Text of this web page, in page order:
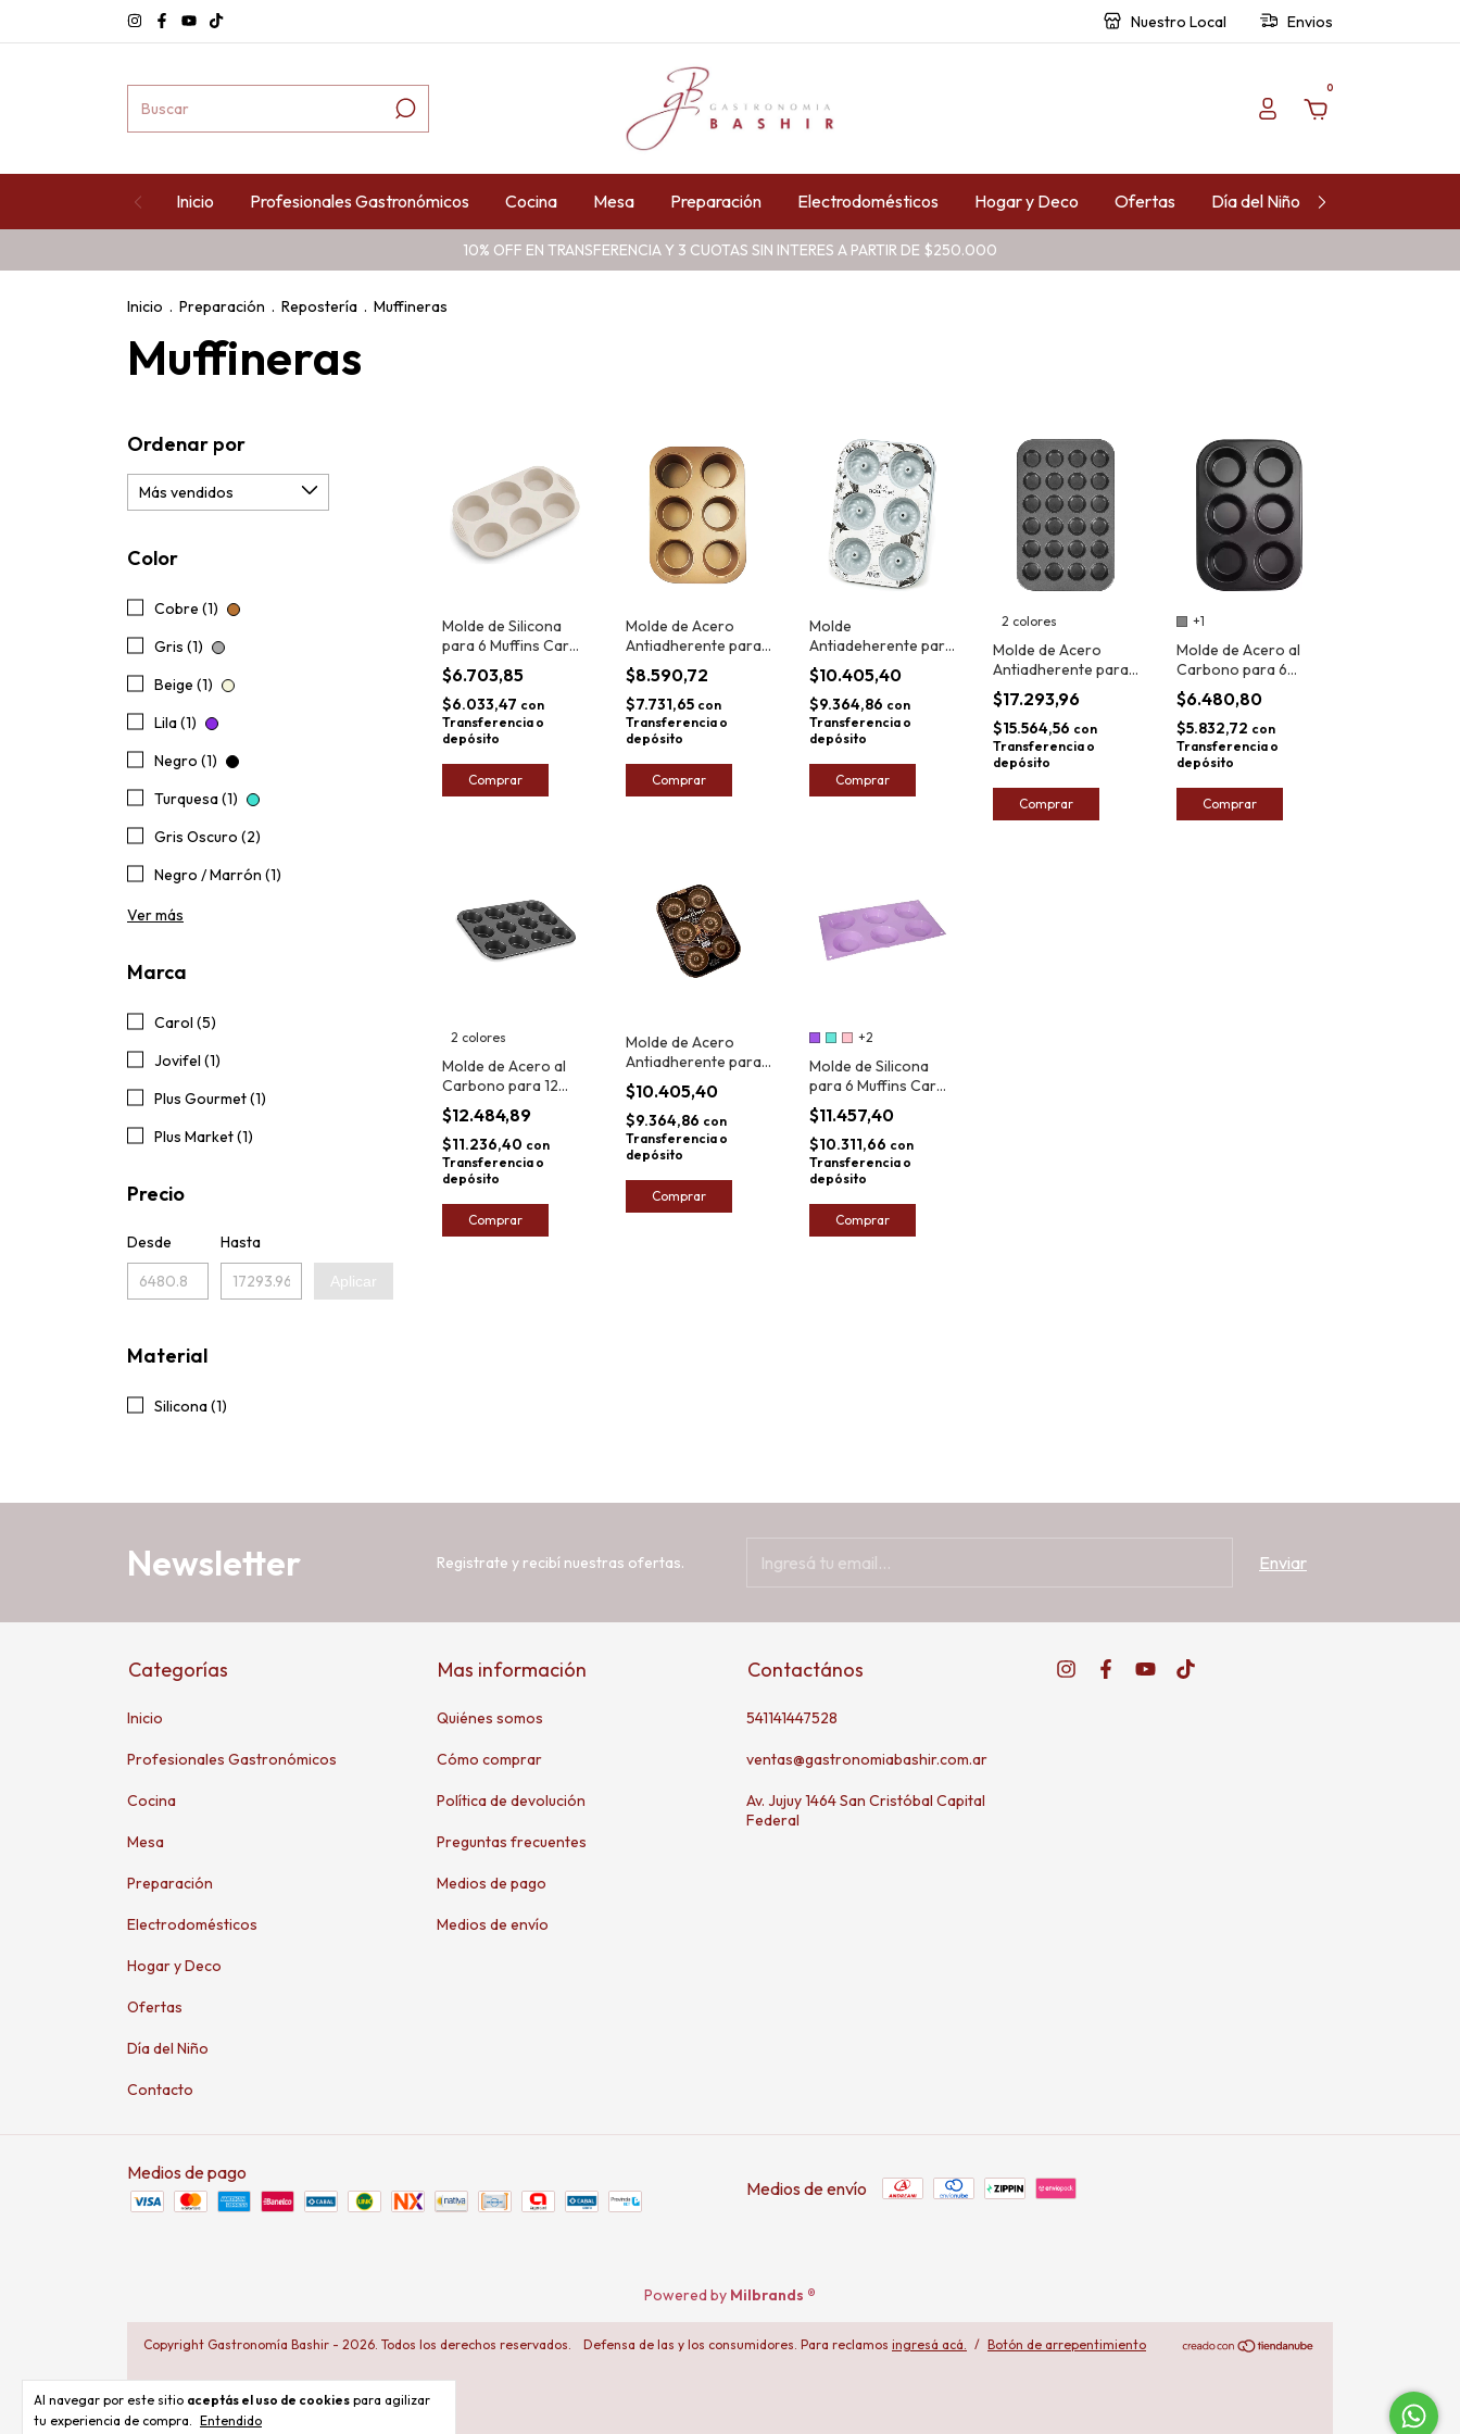
Nuestro Local Envios
0
Inicio Profesionales Gastronómicos Cocina Mesa Preparación Electrodomésticos Hogar y Deco Ofertas Día del Niño
10% OFF EN TRANSFERENCIA Y 3 CUOTAS SIN INTERES A PARTIR DE $250.000
Al navegar por este sitio aceptás el uso de cookies para agilizar
tu experiencia de compra. Entendido
Inicio . Preparación . Repostería . Muffineras
Muffineras
Ordenar por
Color
Cobre (1)
Gris (1)
Beige (1)
Lila (1)
Negro (1)
Turquesa (1)
Gris Oscuro (2)
Negro / Marrón (1)
Ver más
Marca
Carol (5)
Jovifel (1)
Plus Gourmet (1)
Plus Market (1)
Precio
Desde Hasta
Aplicar
Material
Silicona (1)
Molde de Silicona
para 6 Muffins Carol
30x18cm
$6.703,85
$6.033,47 con
Transferencia o
depósito
Comprar
Molde de Acero
Antiadherente para
6 Muffins Jovifel
$8.590,72
$7.731,65 con
Transferencia o
depósito
Comprar
Molde
Antiadeherente para
6 Muffins Plus Market
26,5x18cm
$10.405,40
$9.364,86 con
Transferencia o
depósito
Comprar
2 colores
Molde de Acero
Antiadherente para
24 Muffins Carol
38,5cm
$17.293,96
$15.564,56 con
Transferencia o
depósito
Comprar
+1
Molde de Acero al
Carbono para 6
Muffins Carol 26,5cm
$6.480,80
$5.832,72 con
Transferencia o
depósito
Comprar
2 colores
Molde de Acero al
Carbono para 12
Muffins Carol
$12.484,89
$11.236,40 con
Transferencia o
depósito
Comprar
Molde de Acero
Antiadherente para
6 Muffins Plus
Gourmet 26,5cm
$10.405,40
$9.364,86 con
Transferencia o
depósito
Comprar
+2
Molde de Silicona
para 6 Muffins Carol
Soft
$11.457,40
$10.311,66 con
Transferencia o
depósito
Comprar
Newsletter Registrate y recibí nuestras ofertas.
Categorías
Inicio
Profesionales Gastronómicos
Cocina
Mesa
Preparación
Electrodomésticos
Hogar y Deco
Ofertas
Día del Niño
Contacto
Mas información
Quiénes somos
Cómo comprar
Política de devolución
Preguntas frecuentes
Medios de pago
Medios de envío
Contactános
541141447528
ventas@gastronomiabashir.com.ar
Av. Jujuy 1464 San Cristóbal Capital
Federal
Medios de pago
Medios de envío
Powered by Milbrands ®
Copyright Gastronomía Bashir - 2026. Todos los derechos reservados. Defensa de las y los consumidores. Para reclamos ingresá acá. / Botón de arrepentimiento